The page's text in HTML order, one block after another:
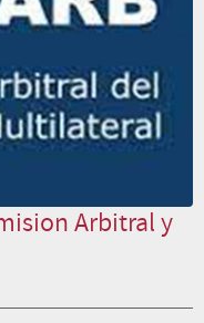
Arbitral y